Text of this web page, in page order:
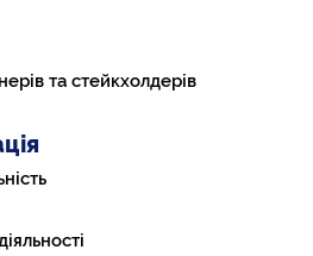
та стейкхолдерів